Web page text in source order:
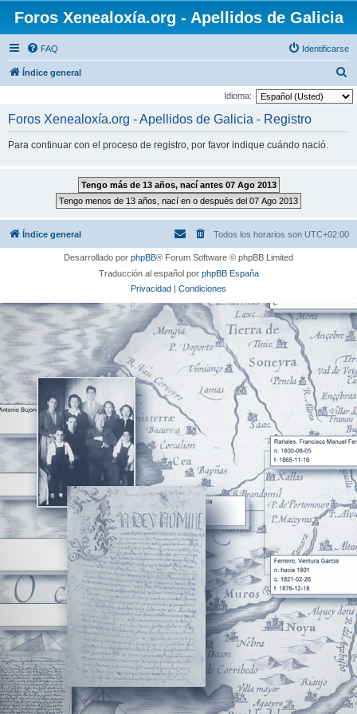
Foros Xenealoxía.org - Apellidos de Galicia
FAQ Identificarse
Índice general
u
Idioma:
Foros Xenealoxía.org - Apellidos de Galicia - Registro
Para continuar con el proceso de registro, por favor indique cuándo nació.
Índice general Todos los horarios son UTC+02:00
Desarrollado por phpBB® Forum Software © phpBB Limited
Traducción al español por phpBB España
Privacidad | Condiciones